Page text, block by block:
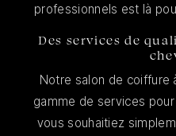
professionnels est là
Des services de
Notre salon de coiffure
gamme de services
vous souhaitiez